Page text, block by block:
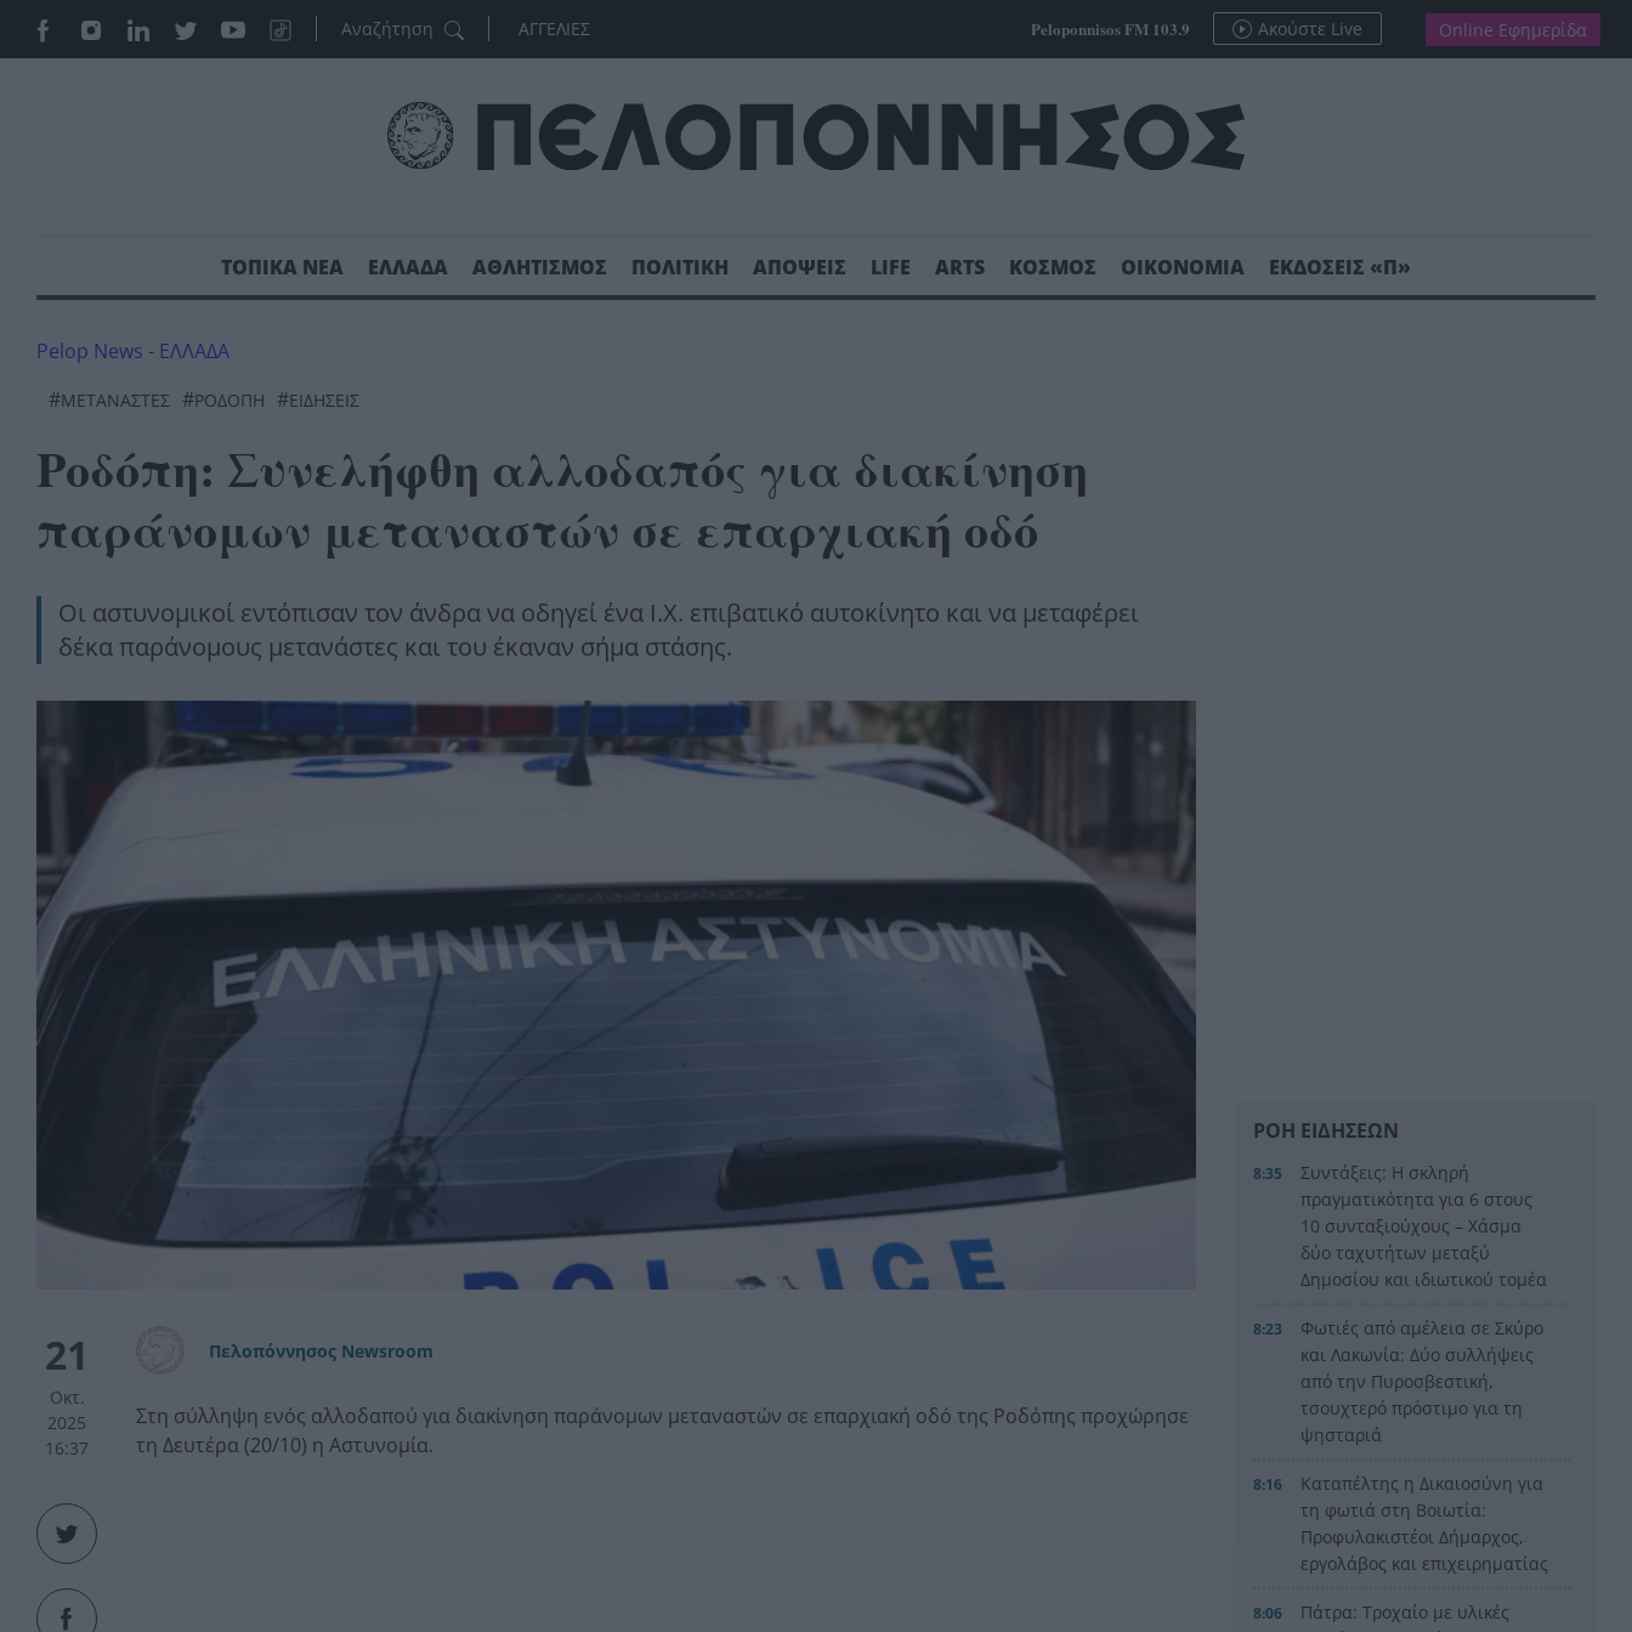
ΑΓΓΕΛΙΕΣ Peloponnisos FM 103.9 Ακούστε Live Online Εφημερίδα
ΤΟΠΙΚΑ ΝΕΑ ΕΛΛΑΔΑ ΑΘΛΗΤΙΣΜΟΣ ΠΟΛΙΤΙΚΗ ΑΠΟΨΕΙΣ LIFE ARTS ΚΟΣΜΟΣ ΟΙΚΟΝΟΜΙΑ ΕΚΔΟΣΕΙΣ «Π»
Pelop News - ΕΛΛΑΔΑ
#ΜΕΤΑΝΆΣΤΕΣ #ΡΟΔΌΠΗ #ΕΙΔΗΣΕΙΣ
Ροδόπη: Συνελήφθη αλλοδαπός για διακίνηση
παράνομων μεταναστών σε επαρχιακή οδό
Οι αστυνομικοί εντόπισαν τον άνδρα να οδηγεί ένα Ι.Χ. επιβατικό αυτοκίνητο και να μεταφέρει
δέκα παράνομους μετανάστες και του έκαναν σήμα στάσης.
21
Οκτ.
2025
16:37
Πελοπόννησος Newsroom
Στη σύλληψη ενός αλλοδαπού για διακίνηση παράνομων μεταναστών σε επαρχιακή οδό της Ροδόπης προχώρησε
τη Δευτέρα (20/10) η Αστυνομία.
ΡΟΗ ΕΙΔΗΣΕΩΝ
8:35
Συντάξεις: Η σκληρή
πραγματικότητα για 6 στους
10 συνταξιούχους – Χάσμα
δύο ταχυτήτων μεταξύ
Δημοσίου και ιδιωτικού τομέα
8:23
Φωτιές από αμέλεια σε Σκύρο
και Λακωνία: Δύο συλλήψεις
από την Πυροσβεστική,
τσουχτερό πρόστιμο για τη
ψησταριά
8:16
Καταπέλτης η Δικαιοσύνη για
τη φωτιά στη Βοιωτία:
Προφυλακιστέοι Δήμαρχος,
εργολάβος και επιχειρηματίας
8:06
Πάτρα: Τροχαίο με υλικές